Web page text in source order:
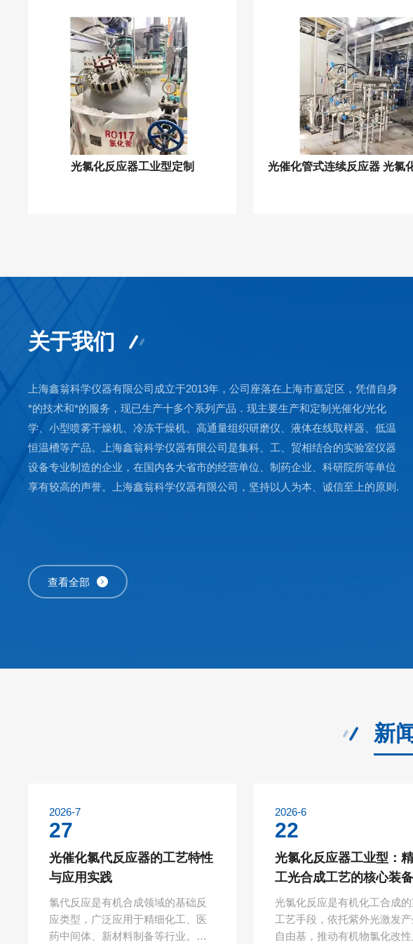
光氯化反应器工业型定制
关于我们
上海鑫翁科学仪器有限公司成立于2013年，公司座落在上海市嘉定区，凭借自身
*的技术和*的服务，现已生产十多个系列产品．现主要生产和定制光催化/光化
学、小型喷雾干燥机、冷冻干燥机、高通量组织研磨仪、液体在线取样器、低温
恒温槽等产品。上海鑫翁科学仪器有限公司是集科、工、贸相结合的实验室仪器
设备专业制造的企业，在国内各大省市的经营单位、制药企业、科研院所等单位
享有较高的声誉。上海鑫翁科学仪器有限公司，坚持以人为本、诚信至上的原则.
查看全部
新
2026-7
27
光催化氯代反应器的工艺特性
与应用实践
氯代反应是有机合成领域的基础反
应类型，广泛应用于精细化工、医
药中间体、新材料制备等行业。传
2026-6
22
光氯化反应器工业型：
工光合成工艺的核心装备
光氯化反应是有机化工合成
工艺手段，依托紫外光激发
自由基，推动有机物氯化改性